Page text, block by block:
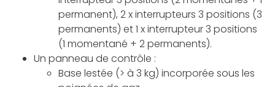
permanent), 2 x interrupteurs 3 positions (3
permanents) et 1 x interrupteur 3 positions
(1 momentané + 2 permanents).
Un panneau de contrôle :
Base lestée (> à 3 kg) incorporée sous les